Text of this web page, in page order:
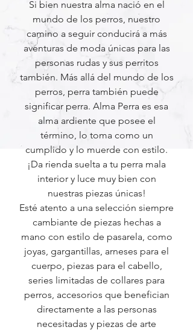
Si bien nuestra alma nació en el
mundo de los perros, nuestro
camino a seguir conducirá a más
aventuras de moda únicas para las
personas rudas y sus perritos
también. Más allá del mundo de los
perros, perra también puede
significar perra. Alma Perra es esa
alma ardiente que posee el
término, lo toma como un
cumplido y lo muerde con estilo.
¡Da rienda suelta a tu perra mala
interior y luce muy bien con
nuestras piezas únicas!
Esté atento a una selección siempre
cambiante de piezas hechas a
mano con estilo de pasarela, como
joyas, gargantillas, arneses para el
cuerpo, piezas para el cabello,
series limitadas de collares para
perros, accesorios que benefician
directamente a las personas
necesitadas y piezas de arte